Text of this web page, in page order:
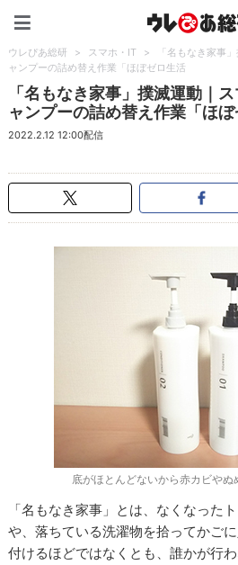
ウレぴあ総研 > スマホ・IT >
「名もなき家事
ャンプーの詰め替え作業「ほぼゼロ生活
「名もなき家事」撲滅運動｜
ャンプーの詰め替え作業「ほ
2022.2.12 12:00配信
底がほとんどないから赤カビや
「名もなき家事」とは、なくなった
や、落ちている洗濯物を拾ってかご
付けるほどではなくとも、誰かが行